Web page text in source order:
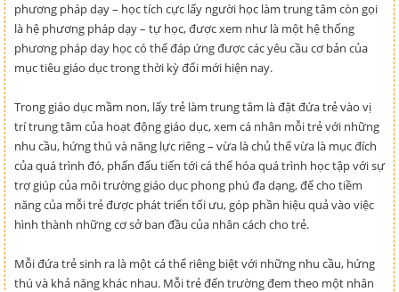
phương pháp dạy – học tích cực lấy người học làm trung tâm còn gọi
là hệ phương pháp dạy – tự học, được xem như là một hệ thống
phương pháp dạy học có thể đáp ứng được các yêu cầu cơ bản của
mục tiêu giáo dục trong thời kỳ đổi mới hiện nay.
Trong giáo dục mầm non, lấy trẻ làm trung tâm là đặt đứa trẻ vào vị
trí trung tâm của hoạt động giáo dục, xem cá nhân mỗi trẻ với những
nhu cầu, hứng thú và năng lực riêng – vừa là chủ thể vừa là mục đích
của quá trình đó, phấn đấu tiến tới cá thể hóa quá trình học tập với sự
trợ giúp của môi trường giáo dục phong phú đa dạng, để cho tiềm
năng của mỗi trẻ được phát triển tối ưu, góp phần hiệu quả vào việc
hình thành những cơ sở ban đầu của nhân cách cho trẻ.
Mỗi đứa trẻ sinh ra là một cá thể riêng biệt với những nhu cầu, hứng
thú và khả năng khác nhau. Mỗi trẻ đến trường đem theo một nhân